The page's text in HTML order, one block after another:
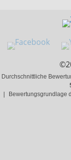
Durchschnittliche
Bewertungsgrundlage